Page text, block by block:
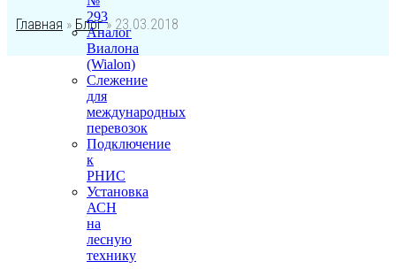
293
Аналог
Виалона
(Wialon)
Слежение
для
международных
перевозок
Подключение
к
РНИС
Установка
АСН
на
лесную
технику
Главная » Блог» 23.03.2018